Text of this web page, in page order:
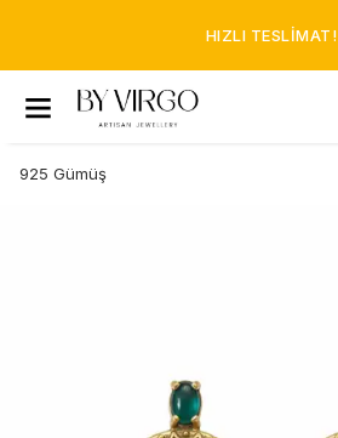
HIZLI TESLIMAT!
925 Gümüş